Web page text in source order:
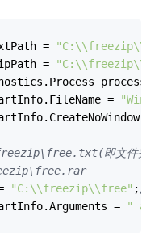
=
=
process1
=
=
即文件夹
"C:\\freezip\\free" ;//
=
" a